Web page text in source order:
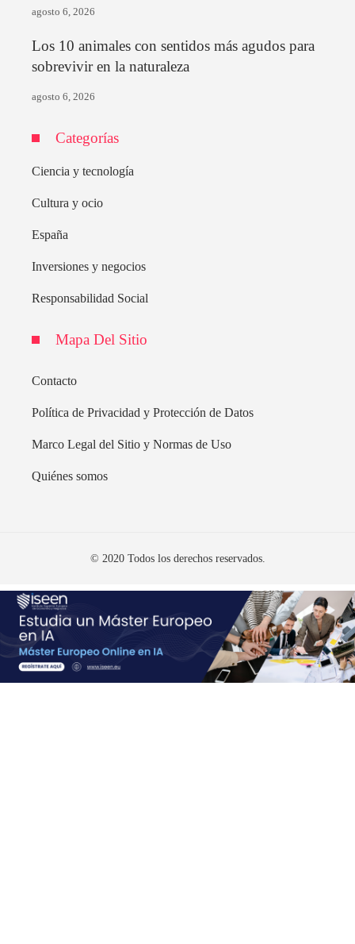
agosto 6, 2026
Los 10 animales con sentidos más agudos para
sobrevivir en la naturaleza
agosto 6, 2026
Categorías
Ciencia y tecnología
Cultura y ocio
España
Inversiones y negocios
Responsabilidad Social
Mapa Del Sitio
Contacto
Política de Privacidad y Protección de Datos
Marco Legal del Sitio y Normas de Uso
Quiénes somos
© 2020 Todos los derechos reservados.